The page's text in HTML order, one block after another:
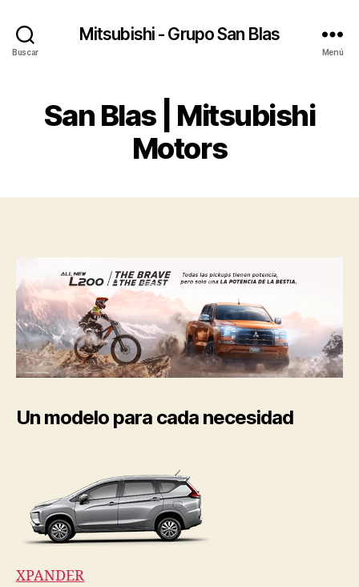
Buscar
Mitsubishi - Grupo San Blas
Menú
San Blas | Mitsubishi
Motors
Un modelo para cada necesidad
XPANDER